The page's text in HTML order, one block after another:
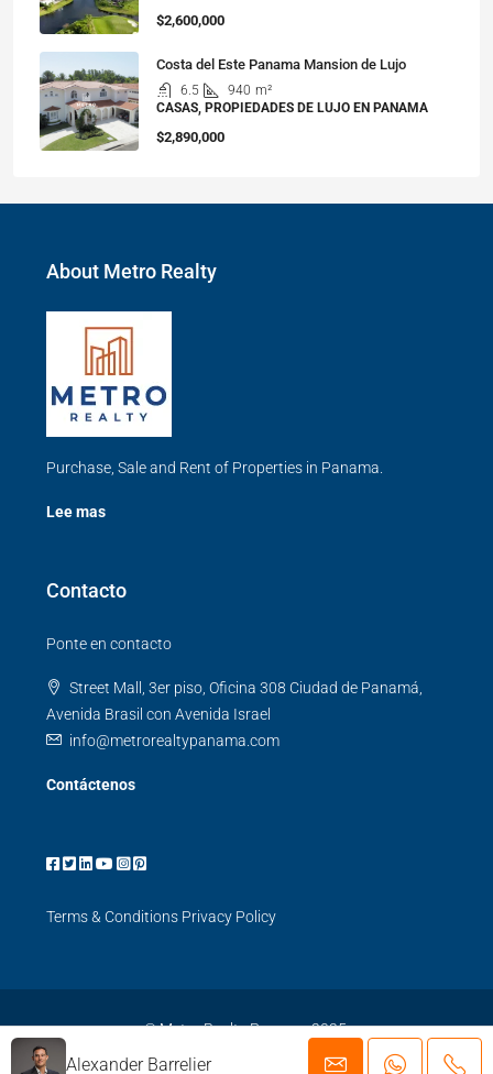
$2,600,000
Costa del Este Panama Mansion de Lujo
6.5 940 m²
CASAS, PROPIEDADES DE LUJO EN PANAMA
$2,890,000
Alexander Barrelier
About Metro Realty
Purchase, Sale and Rent of Properties in Panama.
Lee mas
Contacto
Ponte en contacto
Street Mall, 3er piso, Oficina 308 Ciudad de Panamá,
Avenida Brasil con Avenida Israel
info@metrorealtypanama.com
Contáctenos
Terms & Conditions Privacy Policy
© Metro Realty Panama 2025.